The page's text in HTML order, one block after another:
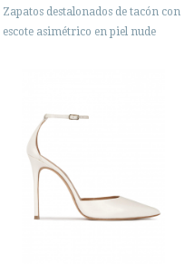
Zapatos destalonados de tacón con
escote asimétrico en piel nude